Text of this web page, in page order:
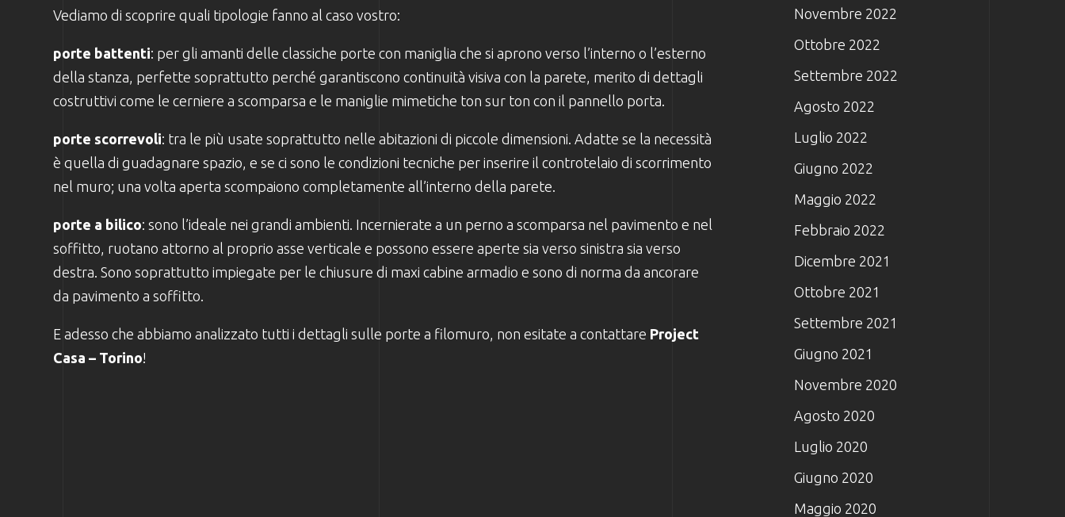
Vediamo di scoprire quali tipologie fanno al caso vostro:
porte battenti: per gli amanti delle classiche porte con maniglia che si aprono verso l’interno o l’esterno
della stanza, perfette soprattutto perché garantiscono continuità visiva con la parete, merito di dettagli
costruttivi come le cerniere a scomparsa e le maniglie mimetiche ton sur ton con il pannello porta.
porte scorrevoli: tra le più usate soprattutto nelle abitazioni di piccole dimensioni. Adatte se la necessità
è quella di guadagnare spazio, e se ci sono le condizioni tecniche per inserire il controtelaio di scorrimento
nel muro; una volta aperta scompaiono completamente all’interno della parete.
porte a bilico: sono l’ideale nei grandi ambienti. Incernierate a un perno a scomparsa nel pavimento e nel
soffitto, ruotano attorno al proprio asse verticale e possono essere aperte sia verso sinistra sia verso
destra. Sono soprattutto impiegate per le chiusure di maxi cabine armadio e sono di norma da ancorare
da pavimento a soffitto.
E adesso che abbiamo analizzato tutti i dettagli sulle porte a filomuro, non esitate a contattare Project
Casa – Torino!
Novembre 2022
Ottobre 2022
Settembre 2022
Agosto 2022
Luglio 2022
Giugno 2022
Maggio 2022
Febbraio 2022
Dicembre 2021
Ottobre 2021
Settembre 2021
Giugno 2021
Novembre 2020
Agosto 2020
Luglio 2020
Giugno 2020
Maggio 2020